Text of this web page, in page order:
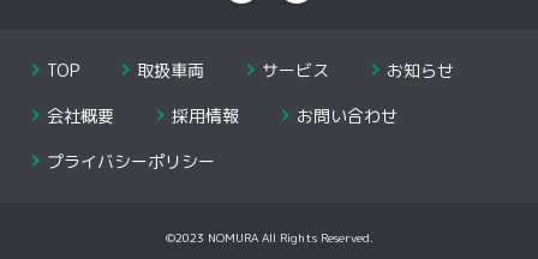
TOP 取扱車両 サービス
お知らせ
会社概要
採用情報
お問い合わせ
プライバシーポリシー
©2023 NOMURA All Rights Reserved.